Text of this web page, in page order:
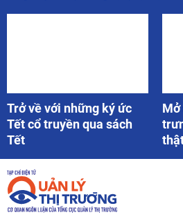
Trở về với những ký ức
Tết cổ truyền qua sách
Tết
Mở